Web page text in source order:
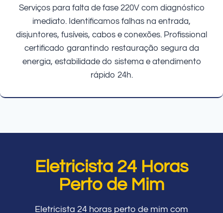
Serviços para falta de fase 220V com diagnóstico
imediato. Identificamos falhas na entrada,
disjuntores, fusíveis, cabos e conexões. Profissional
certificado garantindo restauração segura da
energia, estabilidade do sistema e atendimento
rápido 24h.
Eletricista 24 Horas
Perto de Mim
Eletricista 24 horas perto de mim com